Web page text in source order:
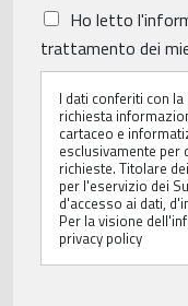
P
r
i
v
Ho letto
trattamento dei
I dati conferiti con
richiesta
cartaceo e
esclusivamente per
richieste. Titolare
per l'eservizio dei
d'accesso ai dati,
Per la visione
privacy policy